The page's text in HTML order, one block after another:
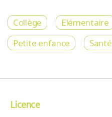
Collège Elémentaire
Petite enfance
Santé
Licence